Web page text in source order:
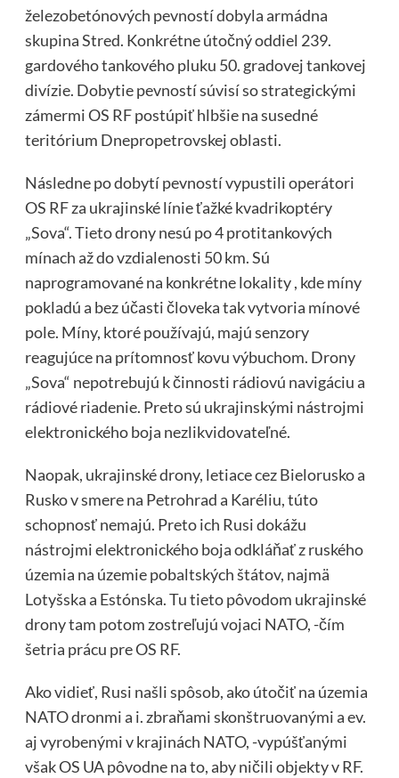
železobetónových pevností dobyla armádna
skupina Stred. Konkrétne útočný oddiel 239.
gardového tankového pluku 50. gradovej tankovej
divízie. Dobytie pevností súvisí so strategickými
zámermi OS RF postúpiť hlbšie na susedné
teritórium Dnepropetrovskej oblasti.
Následne po dobytí pevností vypustili operátori
OS RF za ukrajinské línie ťažké kvadrikoptéry
„Sova“. Tieto drony nesú po 4 protitankových
mínach až do vzdialenosti 50 km. Sú
naprogramované na konkrétne lokality , kde míny
pokladú a bez účasti človeka tak vytvoria mínové
pole. Míny, ktoré používajú, majú senzory
reagujúce na prítomnosť kovu výbuchom. Drony
„Sova“ nepotrebujú k činnosti rádiovú navigáciu a
rádiové riadenie. Preto sú ukrajinskými nástrojmi
elektronického boja nezlikvidovateľné.
Naopak, ukrajinské drony, letiace cez Bielorusko a
Rusko v smere na Petrohrad a Karéliu, túto
schopnosť nemajú. Preto ich Rusi dokážu
nástrojmi elektronického boja odkláňať z ruského
územia na územie pobaltských štátov, najmä
Lotyšska a Estónska. Tu tieto pôvodom ukrajinské
drony tam potom zostreľujú vojaci NATO, -čím
šetria prácu pre OS RF.
Ako vidieť, Rusi našli spôsob, ako útočiť na územia
NATO dronmi a i. zbraňami skonštruovanými a ev.
aj vyrobenými v krajinách NATO, -vypúšťanými
však OS UA pôvodne na to, aby ničili objekty v RF.